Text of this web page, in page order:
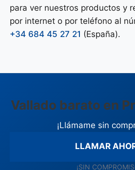
para ver nuestros productos y
por internet o por teléfono al
+34 684 45 27 21 (España).
Vallado barato en
¡Llámame sin
LLAMAR
¡SIN